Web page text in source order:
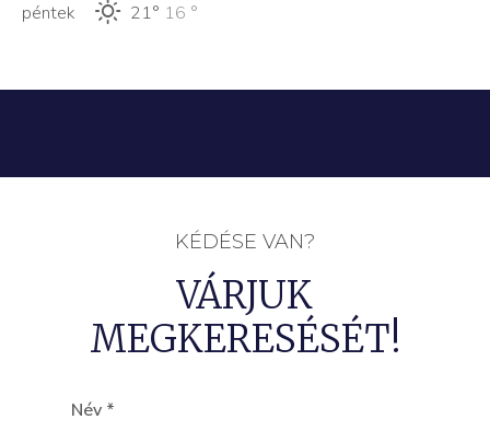
péntek
21° 16 °
KÉDÉSE VAN?
VÁRJUK
MEGKERESÉSÉT!